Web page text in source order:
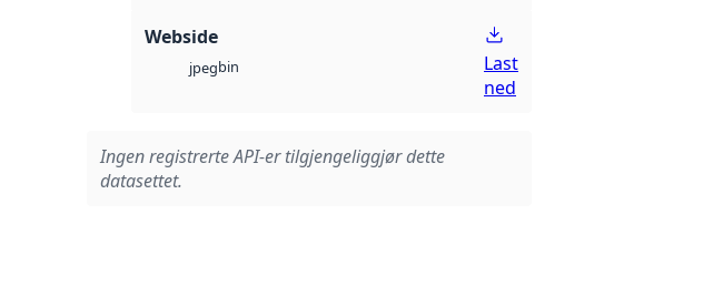
Webside
jpegbin
Last
ned
Ingen registrerte API-er tilgjengeliggjør dette
datasettet.